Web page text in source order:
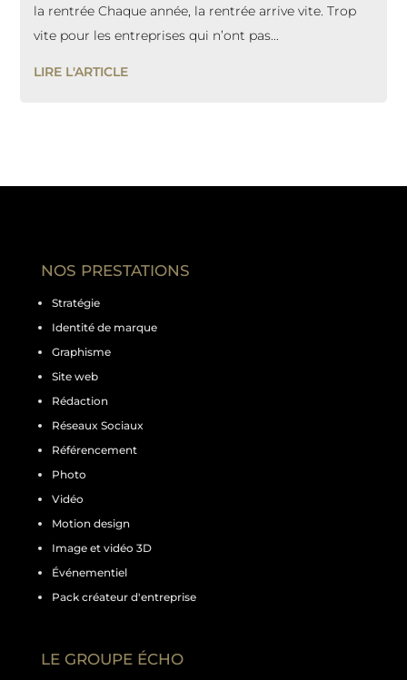
la rentrée Chaque année, la rentrée arrive vite. Trop
vite pour les entreprises qui n’ont pas...
LIRE L'ARTICLE
NOS PRESTATIONS
Stratégie
Identité de marque
Graphisme
Site web
Rédaction
Réseaux Sociaux
Référencement
Photo
Vidéo
Motion design
Image et vidéo 3D
Événementiel
Pack créateur d'entreprise
LE GROUPE ÉCHO